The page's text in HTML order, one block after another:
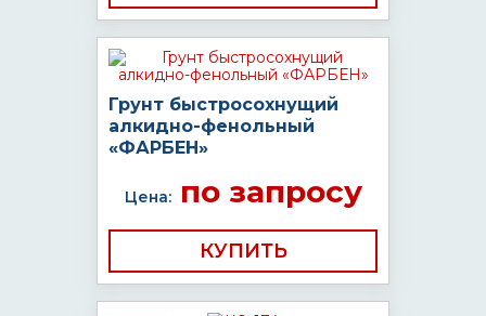
Грунт быстросохнущий
алкидно-фенольный
«ФАРБЕН»
Цена:по запросу
КУПИТЬ